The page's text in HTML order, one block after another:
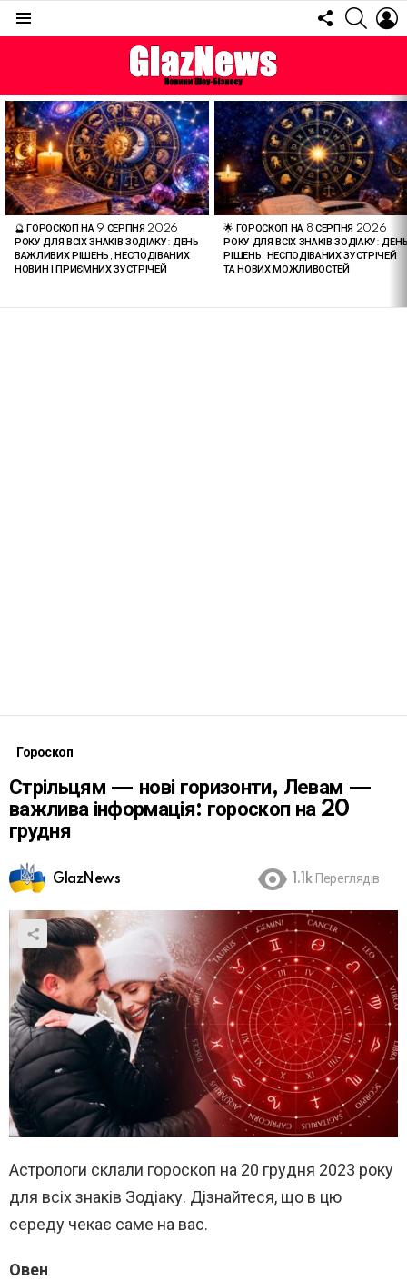
FOLLOW
US
ОСТАННІ
СТАТТІ
🔮 ГОРОСКОП НА 9 СЕРПНЯ 2026
РОКУ ДЛЯ ВСІХ ЗНАКІВ ЗОДІАКУ: ДЕНЬ
ВАЖЛИВИХ РІШЕНЬ, НЕСПОДІВАНИХ
НОВИН І ПРИЄМНИХ ЗУСТРІЧЕЙ
🌟 ГОРОСКОП НА 8 СЕРПНЯ 2026
РОКУ ДЛЯ ВСІХ ЗНАКІВ ЗОДІАКУ:
РІШЕНЬ, НЕСПОДІВАНИХ ЗУСТРІЧЕЙ
ТА НОВИХ МОЖЛИВОСТЕЙ
Гороскоп
Стрільцям — нові горизонти, Левам —
важлива інформація: гороскоп на 20
грудня
GlazNews 1.1k Переглядів
Астрологи склали гороскоп на 20 грудня 2023 року
для всіх знаків Зодіаку. Дізнайтеся, що в цю
середу чекає саме на вас.
Овен